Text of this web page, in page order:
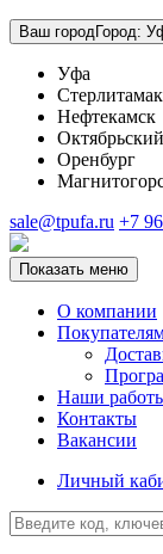
Ваш городГород:
Уфа
Стерлитамак
Нефтекамск
Октябрьский
Оренбург
sale@tpufa.ru +7
Показать меню
О компании
Наши
Контакты
Вакансии
Личный